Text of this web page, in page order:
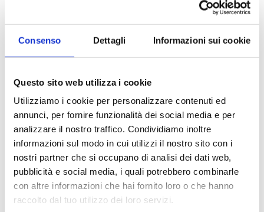
Consenso Dettagli Informazioni sui cookie
Questo sito web utilizza i cookie
Utilizziamo i cookie per personalizzare contenuti ed
annunci, per fornire funzionalità dei social media e per
analizzare il nostro traffico. Condividiamo inoltre
informazioni sul modo in cui utilizzi il nostro sito con i
nostri partner che si occupano di analisi dei dati web,
pubblicità e social media, i quali potrebbero combinarle
con altre informazioni che hai fornito loro o che hanno
raccolto dal tuo utilizzo dei loro servizi.
spianata del castello dove per l’occasione
vengono montate delle gradinate per ospitare gli
spettatori, in modo che ogni spettacolo abbia
l’imponente ingresso del castello come sfondo. La
in quest’altropostche vi consigliamo di leggere.
7.Edinburgh International
Festival:7 / 31 Agosto 2020